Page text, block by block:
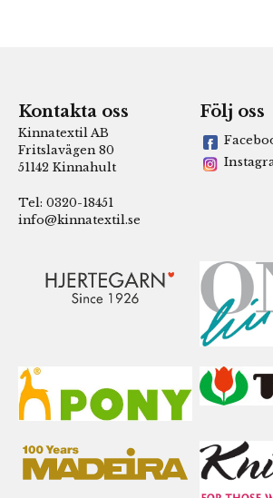
Kontakta oss
Kinnatextil AB
Fritslavägen 80
51142 Kinnahult
Tel: 0320-18451
info@kinnatextil.se
Följ oss